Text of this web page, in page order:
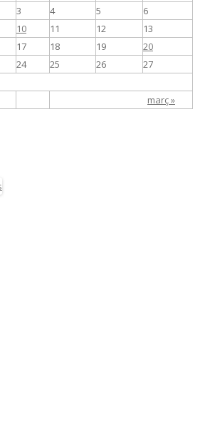
març »
3 4 5
6
10 11 12
13
17 18 19
20
24 25 26
27